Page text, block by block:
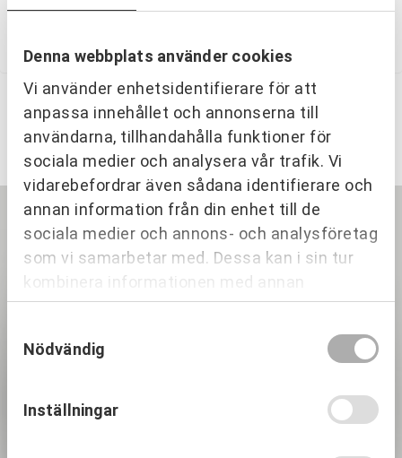
Denna webbplats använder cookies
Vi använder enhetsidentifierare för att
anpassa innehållet och annonserna till
användarna, tillhandahålla funktioner för
sociala medier och analysera vår trafik. Vi
vidarebefordrar även sådana identifierare och
annan information från din enhet till de
sociala medier och annons- och analysföretag
som vi samarbetar med. Dessa kan i sin tur
kombinera informationen med annan
information som du har tillhandahållit eller
som de har samlat in när du har använt deras
tjänster.
Nödvändig
Inställningar
Se gärna fliken ‘skötselråd’ för att veta hur du bevarar
Relaterade produkter
SLUT I LAGER